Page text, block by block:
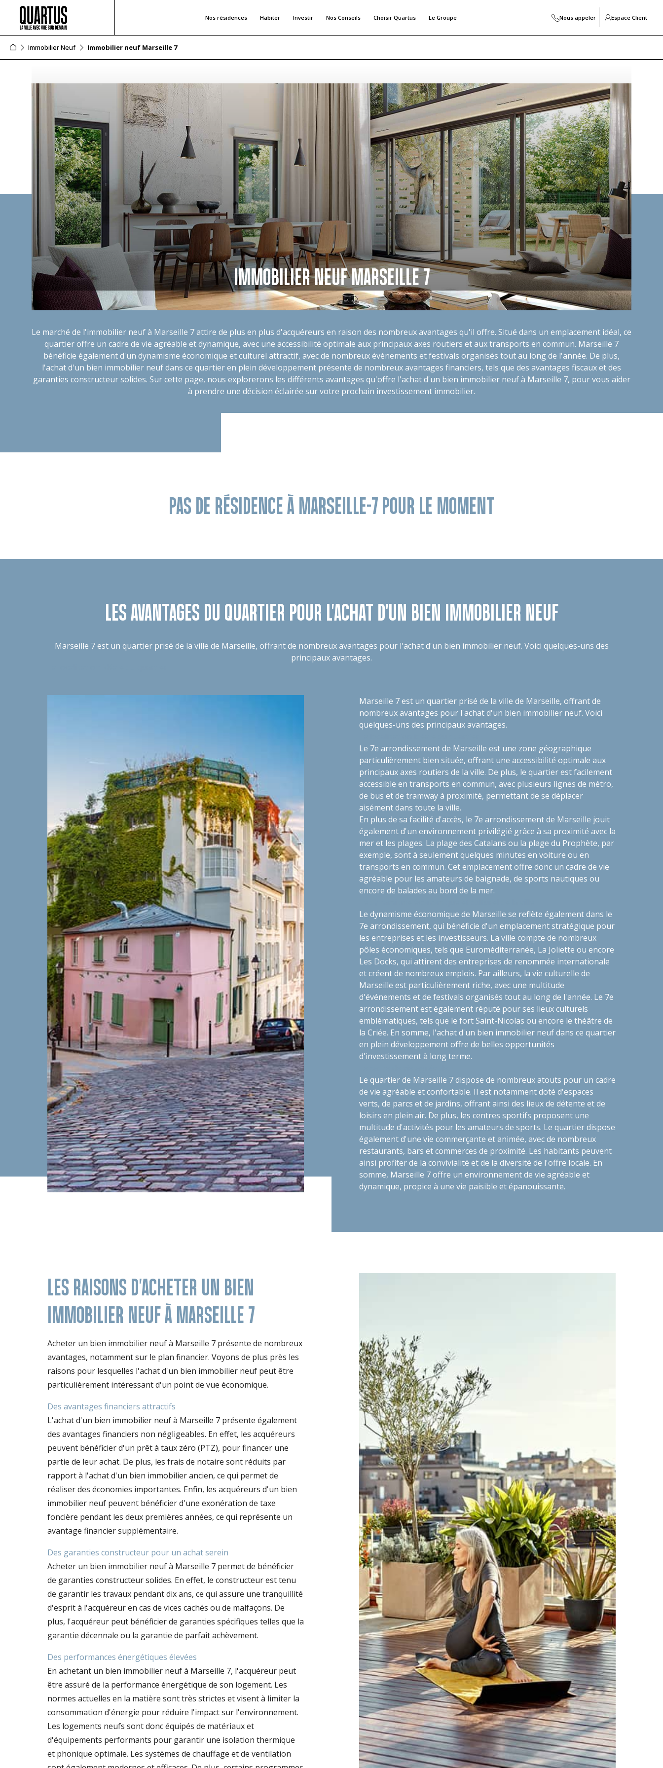
Nos résidences Habiter Investir Nos Conseils Choisir Quartus Le Groupe Nous appeler Espace Client
Immobilier Neuf Immobilier neuf Marseille 7
IMMOBILIER NEUF MARSEILLE 7
Le marché de l'immobilier neuf à Marseille 7 attire de plus en plus d'acquéreurs en raison des nombreux avantages qu'il offre. Situé dans un emplacement idéal, ce
quartier offre un cadre de vie agréable et dynamique, avec une accessibilité optimale aux principaux axes routiers et aux transports en commun. Marseille 7
bénéficie également d'un dynamisme économique et culturel attractif, avec de nombreux événements et festivals organisés tout au long de l'année. De plus,
l'achat d'un bien immobilier neuf dans ce quartier en plein développement présente de nombreux avantages financiers, tels que des avantages fiscaux et des
garanties constructeur solides. Sur cette page, nous explorerons les différents avantages qu'offre l'achat d'un bien immobilier neuf à Marseille 7, pour vous aider
à prendre une décision éclairée sur votre prochain investissement immobilier.
PAS DE RÉSIDENCE À MARSEILLE-7 POUR LE MOMENT
LES AVANTAGES DU QUARTIER POUR L'ACHAT D'UN BIEN IMMOBILIER NEUF
Marseille 7 est un quartier prisé de la ville de Marseille, offrant de nombreux avantages pour l'achat d'un bien immobilier neuf. Voici quelques-uns des
principaux avantages.
Marseille 7 est un quartier prisé de la ville de Marseille, offrant de
nombreux avantages pour l'achat d'un bien immobilier neuf. Voici
quelques-uns des principaux avantages.
Le 7e arrondissement de Marseille est une zone géographique
particulièrement bien située, offrant une accessibilité optimale aux
principaux axes routiers de la ville. De plus, le quartier est facilement
accessible en transports en commun, avec plusieurs lignes de métro,
de bus et de tramway à proximité, permettant de se déplacer
aisément dans toute la ville.
En plus de sa facilité d'accès, le 7e arrondissement de Marseille jouit
également d'un environnement privilégié grâce à sa proximité avec la
mer et les plages. La plage des Catalans ou la plage du Prophète, par
exemple, sont à seulement quelques minutes en voiture ou en
transports en commun. Cet emplacement offre donc un cadre de vie
agréable pour les amateurs de baignade, de sports nautiques ou
encore de balades au bord de la mer.
Le dynamisme économique de Marseille se reflète également dans le
7e arrondissement, qui bénéficie d'un emplacement stratégique pour
les entreprises et les investisseurs. La ville compte de nombreux
pôles économiques, tels que Euroméditerranée, La Joliette ou encore
Les Docks, qui attirent des entreprises de renommée internationale
et créent de nombreux emplois. Par ailleurs, la vie culturelle de
Marseille est particulièrement riche, avec une multitude
d'événements et de festivals organisés tout au long de l'année. Le 7e
arrondissement est également réputé pour ses lieux culturels
emblématiques, tels que le fort Saint-Nicolas ou encore le théâtre de
la Criée. En somme, l'achat d'un bien immobilier neuf dans ce quartier
en plein développement offre de belles opportunités
d'investissement à long terme.
Le quartier de Marseille 7 dispose de nombreux atouts pour un cadre
de vie agréable et confortable. Il est notamment doté d'espaces
verts, de parcs et de jardins, offrant ainsi des lieux de détente et de
loisirs en plein air. De plus, les centres sportifs proposent une
multitude d'activités pour les amateurs de sports. Le quartier dispose
également d'une vie commerçante et animée, avec de nombreux
restaurants, bars et commerces de proximité. Les habitants peuvent
ainsi profiter de la convivialité et de la diversité de l'offre locale. En
somme, Marseille 7 offre un environnement de vie agréable et
dynamique, propice à une vie paisible et épanouissante.
LES RAISONS D'ACHETER UN BIEN
IMMOBILIER NEUF À MARSEILLE 7
Acheter un bien immobilier neuf à Marseille 7 présente de nombreux
avantages, notamment sur le plan financier. Voyons de plus près les
raisons pour lesquelles l'achat d'un bien immobilier neuf peut être
particulièrement intéressant d'un point de vue économique.
Des avantages financiers attractifs
L'achat d'un bien immobilier neuf à Marseille 7 présente également
des avantages financiers non négligeables. En effet, les acquéreurs
peuvent bénéficier d'un prêt à taux zéro (PTZ), pour financer une
partie de leur achat. De plus, les frais de notaire sont réduits par
rapport à l'achat d'un bien immobilier ancien, ce qui permet de
réaliser des économies importantes. Enfin, les acquéreurs d'un bien
immobilier neuf peuvent bénéficier d'une exonération de taxe
foncière pendant les deux premières années, ce qui représente un
avantage financier supplémentaire.
Des garanties constructeur pour un achat serein
Acheter un bien immobilier neuf à Marseille 7 permet de bénéficier
de garanties constructeur solides. En effet, le constructeur est tenu
de garantir les travaux pendant dix ans, ce qui assure une tranquillité
d'esprit à l'acquéreur en cas de vices cachés ou de malfaçons. De
plus, l'acquéreur peut bénéficier de garanties spécifiques telles que la
garantie décennale ou la garantie de parfait achèvement.
Des performances énergétiques élevées
En achetant un bien immobilier neuf à Marseille 7, l'acquéreur peut
être assuré de la performance énergétique de son logement. Les
normes actuelles en la matière sont très strictes et visent à limiter la
consommation d'énergie pour réduire l'impact sur l'environnement.
Les logements neufs sont donc équipés de matériaux et
d'équipements performants pour garantir une isolation thermique
et phonique optimale. Les systèmes de chauffage et de ventilation